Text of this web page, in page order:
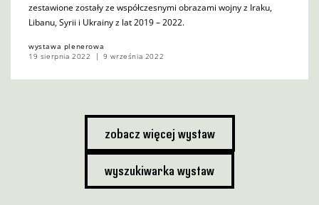
zestawione zostały ze współczesnymi obrazami wojny z Iraku,
Libanu, Syrii i Ukrainy z lat 2019 – 2022.
wystawa plenerowa
19 sierpnia 2022
9 września 2022
zobacz więcej wystaw
wyszukiwarka wystaw